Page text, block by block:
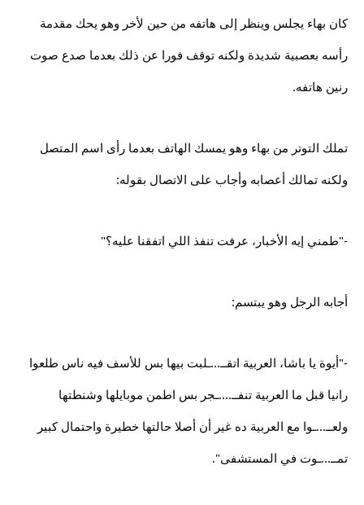
كان بهاء يجلس وينظر إلى هاتفه من حين لأخر وهو يحك مقدمة
رأسه بعصبية شديدة ولكنه توقف فورا عن ذلك بعدما صدع صوت
رنين هاتفه.
تملك التوتر من بهاء وهو يمسك الهاتف بعدما رأى اسم المتصل
ولكنه تمالك أعصابه وأجاب على الاتصال بقوله:
-"طمني إيه الأخبار، عرفت تنفذ اللي اتفقنا عليه؟"
أجابه الرجل وهو يبتسم:
-"أيوة يا باشا، العربية اتقــ...ـلبت بيها بس للأسف فيه ناس طلعوا
رانيا قبل ما العربية تنفــ....ـجر بس اطمن موبايلها وشنطتها
ولعــ...ـوا مع العربية ده غير أن أصلا حالتها خطيرة واحتمال كبير
تمــ...ـوت في المستشفى".